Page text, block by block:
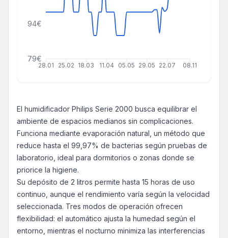
28.01 25.02 18.03 11.04 05.05 29.05 22.07 08.11
79€
94€
El humidificador Philips Serie 2000 busca equilibrar el
ambiente de espacios medianos sin complicaciones.
Funciona mediante evaporación natural, un método que
reduce hasta el 99,97% de bacterias según pruebas de
laboratorio, ideal para dormitorios o zonas donde se
priorice la higiene.
Su depósito de 2 litros permite hasta 15 horas de uso
continuo, aunque el rendimiento varía según la velocidad
seleccionada. Tres modos de operación ofrecen
flexibilidad: el automático ajusta la humedad según el
entorno, mientras el nocturno minimiza las interferencias